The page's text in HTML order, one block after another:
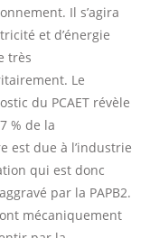
Il s’agira
et d’énergie
très
Le
du PCAET révèle
% de la
est due à l’industrie
qui est donc
par la PAPB2.
mécaniquement